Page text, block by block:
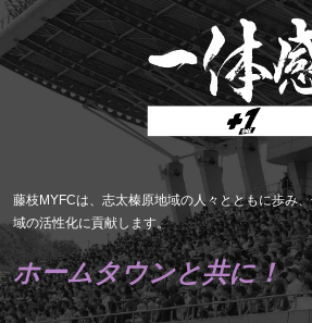
藤枝MYFCは、志太榛原地域の人々とともに歩み
域の活性化に貢献します。
ホームタウンと共に！